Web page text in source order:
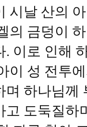
시날 산의
의 금덩이
. 이로 인해
이 성 전투
며 하나님께
고 도둑질하